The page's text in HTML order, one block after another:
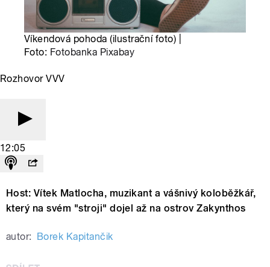
Víkendová pohoda (ilustrační foto) |
Foto: Fotobanka Pixabay
Rozhovor VVV
12:05
Host: Vítek Matlocha, muzikant a vášnivý koloběžkář,
který na svém "stroji" dojel až na ostrov Zakynthos
autor: Borek Kapitančik